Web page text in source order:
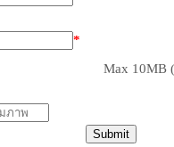
*
Max 10MB